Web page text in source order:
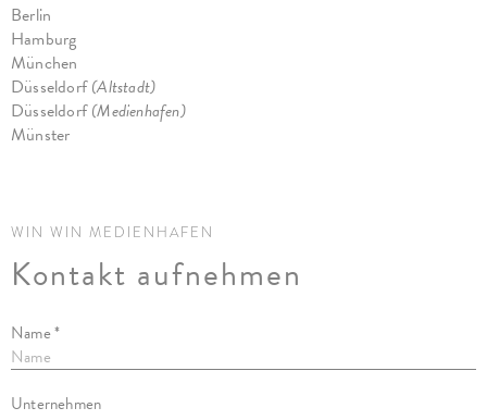
Berlin
Hamburg
München
Düsseldorf(Altstadt)
Düsseldorf(Medienhafen)
Münster
WIN WIN MEDIENHAFEN
Kontakt aufnehmen
Name *
Unternehmen